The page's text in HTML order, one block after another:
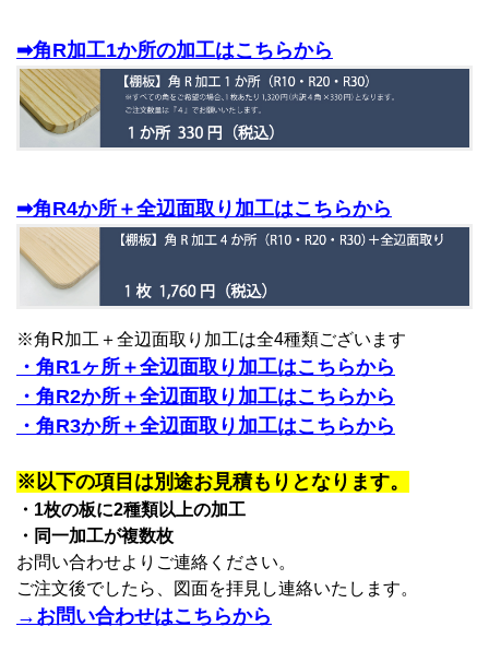
➡角R加工1か所の加工はこちらから
➡角R4か所＋全辺面取り加工はこちらから
※角R加工＋全辺面取り加工は全4種類ございます
・角R1ヶ所＋全辺面取り加工はこちらから
・角R2か所＋全辺面取り加工はこちらから
・角R3か所＋全辺面取り加工はこちらから
※以下の項目は別途お見積もりとなります。
・1枚の板に2種類以上の加工
・同一加工が複数枚
お問い合わせよりご連絡ください。
ご注文後でしたら、図面を拝見し連絡いたします。
→お問い合わせはこちらから